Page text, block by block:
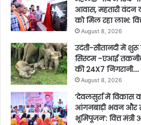
आवास, महतारी
को मिल रहा लाभ:
August 8, 2026
उदंती-सीतानदी में शुरू
सिस्टम -एआई
की 24X7 निगरानी….
August 8, 2026
’देवलसुर्रा में विकास
आंगनबाड़ी भवन और
भूमिपूजन’: वित्त मंत्री